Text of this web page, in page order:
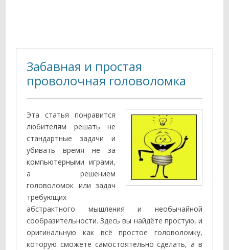
Забавная и простая
проволочная головоломка
Эта статья понравится
любителям решать не
стандартные задачи и
убивать время не за
компьютерными играми,
а решением
головоломок или задач
требующих
абстрактного мышления и необычайной
сообразительности. Здесь вы найдёте простую, и
оригинальную как всё простое головоломку,
которую сможете самостоятельно сделать, а в